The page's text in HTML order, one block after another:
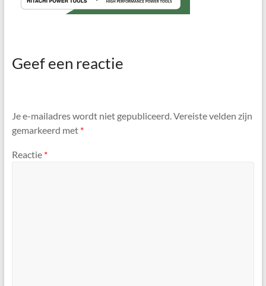
Geef een reactie
Je e-mailadres wordt niet gepubliceerd. Vereiste velden zijn
gemarkeerd met *
Reactie *